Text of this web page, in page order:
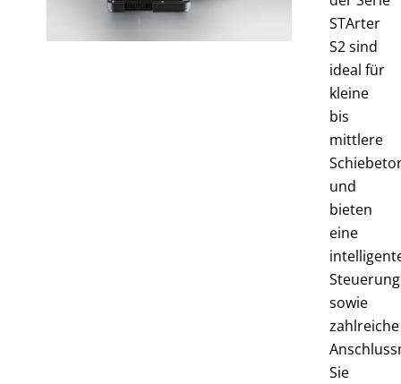
STArter
S2 sind
ideal für
kleine
bis
mittlere
und
bieten
eine
Steuerung
sowie
zahlreiche
Sie